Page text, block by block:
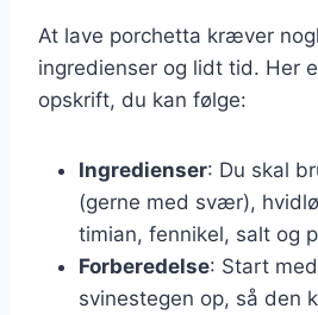
At lave porchetta kræver
ingredienser og lidt tid. Her
opskrift, du kan følge:
Ingredienser: Du skal
(gerne med svær),
timian, fennikel, salt og
Forberedelse: Start
svinestegen op, så den